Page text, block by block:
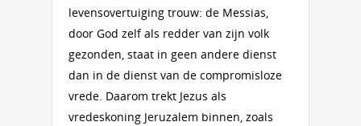
levensovertuiging trouw: de Messias,
door God zelf als redder van zijn volk
gezonden, staat in geen andere dienst
dan in de dienst van de compromisloze
vrede. Daarom trekt Jezus als
vredeskoning Jeruzalem binnen, zoals